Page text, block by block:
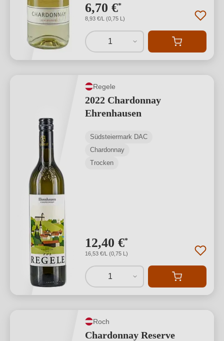
6,70 €*
8,93 €/L (0,75 L)
1
Regele
2022 Chardonnay
Ehrenhausen
Südsteiermark DAC
Chardonnay
Trocken
12,40 €*
16,53 €/L (0,75 L)
1
Roch
Chardonnay Reserve